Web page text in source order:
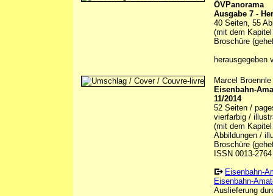
ÖVPanorama
Ausgabe 7 -
40 Seiten, 55
(mit dem
Broschüre
herausgegeben
Marcel
Eisenbahn-
11/2014
52 Seiten /
vierfarbig /
(mit dem
Abbildungen /
Broschüre
ISSN 0013-2764
Eisenbahn-
Eisenbahn-
Auslieferung